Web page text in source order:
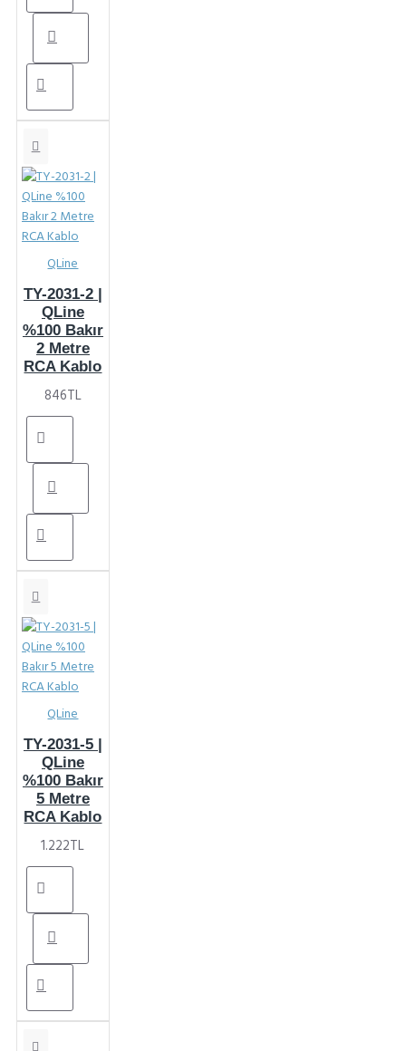
QLine
TY-2031-2 |
QLine
%100 Bakır
2 Metre
RCA Kablo
846TL
QLine
TY-2031-5 |
QLine
%100 Bakır
5 Metre
RCA Kablo
1.222TL